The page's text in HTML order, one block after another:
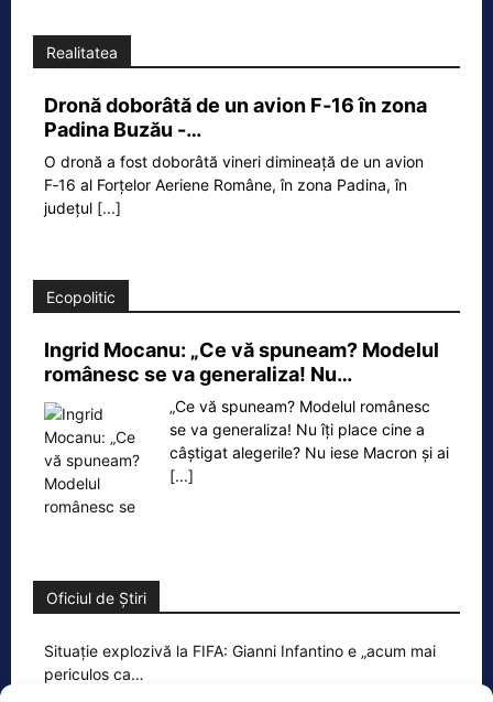
Realitatea
Dronă doborâtă de un avion F‑16 în zona
Padina Buzău -…
O dronă a fost doborâtă vineri dimineață de un avion
F‑16 al Forțelor Aeriene Române, în zona Padina, în
județul [...]
Ecopolitic
Ingrid Mocanu: „Ce vă spuneam? Modelul
românesc se va generaliza! Nu…
„Ce vă spuneam? Modelul românesc
se va generaliza! Nu îți place cine a
câștigat alegerile? Nu iese Macron și ai
[...]
Oficiul de Știri
Situație explozivă la FIFA: Gianni Infantino e „acum mai
periculos ca…